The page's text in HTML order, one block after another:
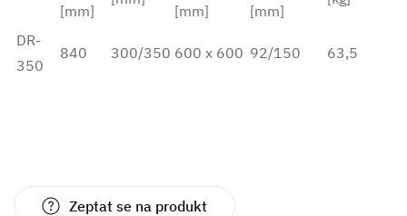
[mm]
[mm]
[mm]
DR-
350
840 300/350 600 x 600 92/150 63,5
Zeptat se na produkt